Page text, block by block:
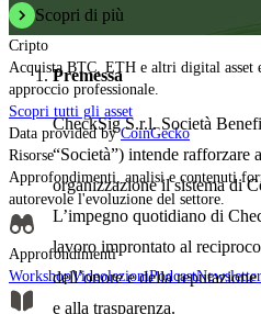
Scopri di più
Cripto
Acquista BTC, ETH e altri digital asset
approccio professionale.
Scopri tutti gli asset
Data provided byCoinGecko
Risorse
Approfondimenti, analisi e contenuti
autorevole l'evoluzione del settore.
Approfondimenti
WorkshopVideolezioniPodcastNewsletter
Premessa
CheckSig S.r.l. Società
“Società”) intende rafforzare
organizzazione il sistema di
L’impegno quotidiano di
lavoro improntato al
dell’onore e della
e alla trasparenza.